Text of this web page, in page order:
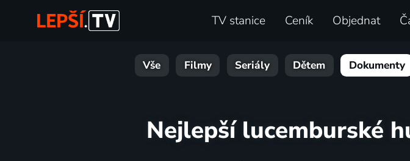
TV stanice Ceník Objednat
Vše Filmy Seriály Dětem Dokumenty
Nejlepší lucemburské